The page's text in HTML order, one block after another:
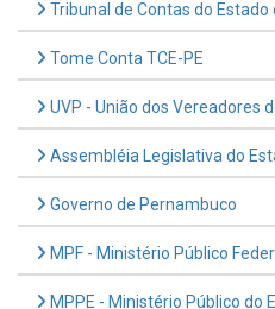
Tribunal de Contas do
Tome Conta TCE-PE
UVP - União dos Vereadores
Assembléia Legislativa do
Governo de Pernambuco
MPF - Ministério Público
MPPE - Ministério Público do